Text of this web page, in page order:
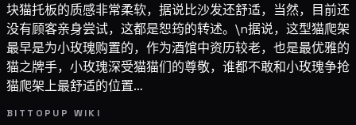
块猫托板的质感非常柔软，据说比沙发还舒适，当然，目前还
没有顾客亲身尝试，这都是恕筠的转述。\n据说，这型猫爬架
最早是为小玫瑰购置的，作为酒馆中资历较老，也是最优雅的
猫之牌手，小玫瑰深受猫猫们的尊敬，谁都不敢和小玫瑰争抢
猫爬架上最舒适的位置…
BITTOPUP WIKI